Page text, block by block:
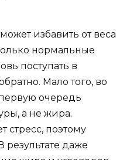
избавить от веса
нормальные
поступать в
Мало того, во
очередь
а не жира.
стресс, поэтому
результате даже